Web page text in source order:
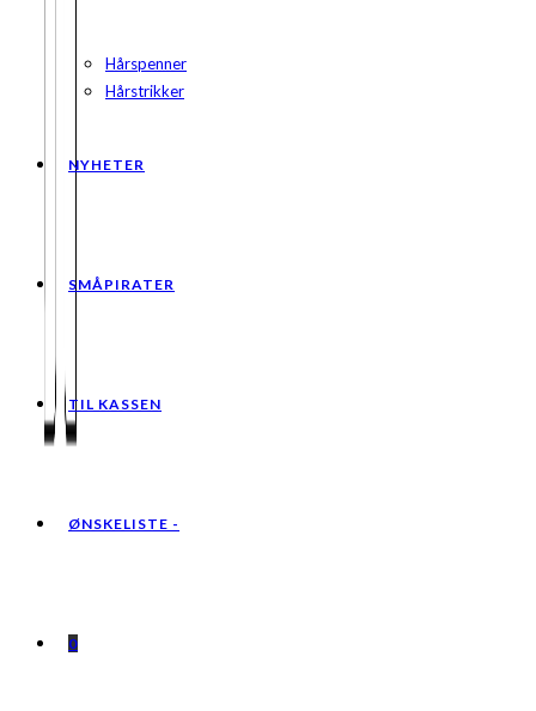
Hårspenner
Hårstrikker
NYHETER
SMÅPIRATER
TIL KASSEN
ØNSKELISTE -
0